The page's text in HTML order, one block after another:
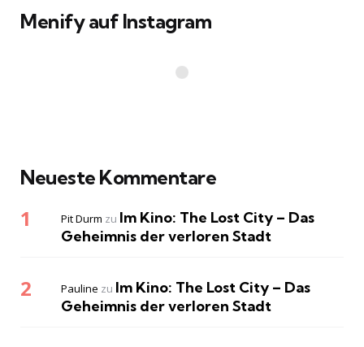
Menify auf Instagram
Neueste Kommentare
Pit Durm zu Im Kino: The Lost City – Das
Geheimnis der verloren Stadt
Pauline zu Im Kino: The Lost City – Das
Geheimnis der verloren Stadt